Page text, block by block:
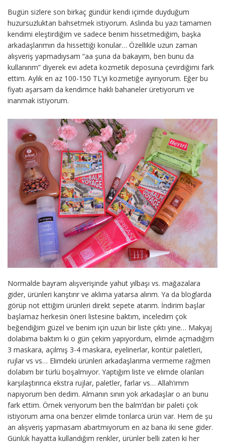
Bugün sizlere son birkaç gündür kendi içimde duyduğum
huzursuzluktan bahsetmek istiyorum. Aslında bu yazı tamamen
kendimi eleştirdiğim ve sadece benim hissetmediğim, başka
arkadaşlarımın da hissettiği konular… Özellikle uzun zaman
alışveriş yapmadıysam “aa şuna da bakayım, ben bunu da
kullanırım” diyerek evi adeta kozmetik deposuna çevirdiğimi fark
ettim. Aylık en az 100-150 TL’yi kozmetiğe ayırıyorum. Eğer bu
fiyatı aşarsam da kendimce haklı bahaneler üretiyorum ve
inanmak istiyorum.
Normalde bayram alışverişinde yahut yılbaşı vs. mağazalara
gider, ürünleri karıştırır ve aklıma yatarsa alırım. Ya da bloglarda
görüp not ettiğim ürünleri direkt sepete atarım. İndirim başlar
başlamaz herkesin öneri listesine baktım, inceledim çok
beğendiğim güzel ve benim için uzun bir liste çıktı yine… Makyaj
dolabıma baktım ki o gün çekim yapıyordum, elimde açmadığım
3 maskara, açılmış 3-4 maskara, eyelinerlar, kontür paletleri,
rujlar vs vs… Elimdeki ürünleri arkadaşlarıma vermeme rağmen
dolabım bir türlü boşalmıyor. Yaptığım liste ve elimde olanları
karşılaştırınca ekstra rujlar, paletler, farlar vs… Allah’ımm
napıyorum ben dedim. Almanın sınırı yok arkadaşlar o an bunu
fark ettim. Örnek veriyorum ben the balm’dan bir paleti çok
istiyorum ama ona benzer elimde tonlarca ürün var. Hem de şu
an alışveriş yapmasam abartmıyorum en az bana iki sene gider.
Günlük hayatta kullandığım renkler, ürünler belli zaten ki her